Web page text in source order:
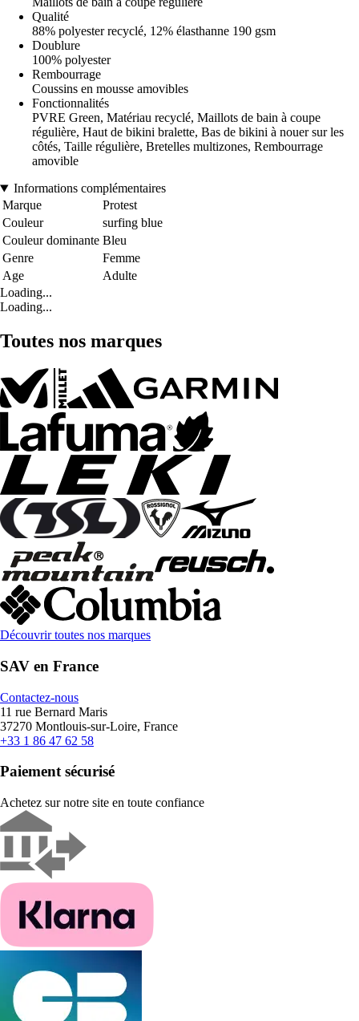
Qualité
88% polyester recyclé, 12% élasthanne 190 gsm
Doublure
100% polyester
Rembourrage
Coussins en mousse amovibles
Fonctionnalités
PVRE Green, Matériau recyclé, Maillots de bain à coupe
régulière, Haut de bikini bralette, Bas de bikini à nouer sur les
côtés, Taille régulière, Bretelles multizones, Rembourrage
amovible
Informations complémentaires
Marque
Protest
Couleur
surfing blue
Couleur dominante Bleu
Genre
Femme
Age
Adulte
Loading...
Loading...
Toutes nos marques
Découvrir toutes nos marques
SAV en France
Contactez-nous
11 rue Bernard Maris
37270 Montlouis-sur-Loire, France
+33 1 86 47 62 58
Paiement sécurisé
Achetez sur notre site en toute confiance